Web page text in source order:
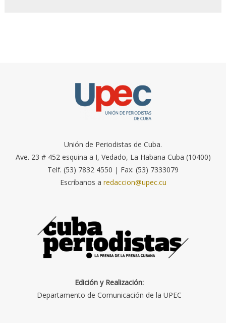
Unión de Periodistas de Cuba.
Ave. 23 # 452 esquina a I, Vedado, La Habana Cuba (10400)
Telf. (53) 7832 4550 | Fax: (53) 7333079
Escríbanos a redaccion@upec.cu
Edición y Realización:
Departamento de Comunicación de la UPEC